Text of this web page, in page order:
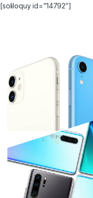
[soliloquy id=”14792″]